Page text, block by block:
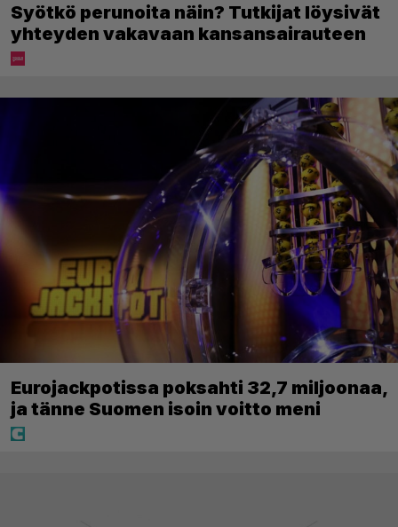
Syötkö perunoita näin? Tutkijat löysivät
yhteyden vakavaan kansansairauteen
Eurojackpotissa poksahti 32,7 miljoonaa,
ja tänne Suomen isoin voitto meni